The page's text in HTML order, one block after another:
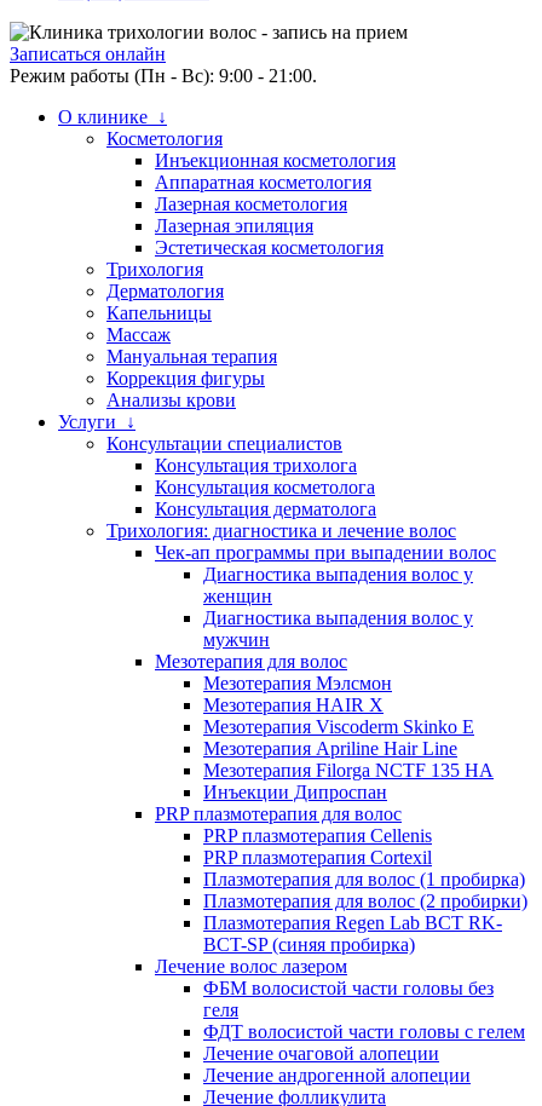
Записаться онлайн
Режим работы (Пн - Вс): 9:00 - 21:00.
О клинике ↓
Косметология
Инъекционная косметология
Аппаратная косметология
Лазерная косметология
Лазерная эпиляция
Эстетическая косметология
Трихология
Дерматология
Капельницы
Массаж
Мануальная терапия
Коррекция фигуры
Анализы крови
Услуги ↓
Консультации специалистов
Консультация трихолога
Консультация косметолога
Консультация дерматолога
Трихология: диагностика и лечение волос
Чек-ап программы при выпадении волос
Диагностика выпадения волос у
женщин
Диагностика выпадения волос у
мужчин
Мезотерапия для волос
Мезотерапия Мэлсмон
Мезотерапия HAIR X
Мезотерапия Viscoderm Skinko E
Мезотерапия Apriline Hair Line
Мезотерапия Filorga NCTF 135 HA
Инъекции Дипроспан
PRP плазмотерапия для волос
PRP плазмотерапия Cellenis
PRP плазмотерапия Cortexil
Плазмотерапия для волос (1 пробирка)
Плазмотерапия для волос (2 пробирки)
Плазмотерапия Regen Lab BCT RK-
BCT-SP (синяя пробирка)
Лечение волос лазером
ФБМ волосистой части головы без
геля
ФДТ волосистой части головы с гелем
Лечение очаговой алопеции
Лечение андрогенной алопеции
Лечение фолликулита